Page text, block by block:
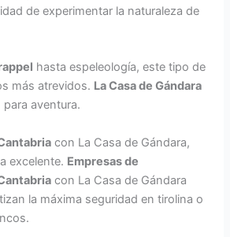
de experimentar la naturaleza de
hasta espeleología, este tipo de
más atrevidos. La Casa de Gándara
aventura.
con La Casa de Gándara,
excelente. Empresas de
con La Casa de Gándara
la máxima seguridad en tirolina o